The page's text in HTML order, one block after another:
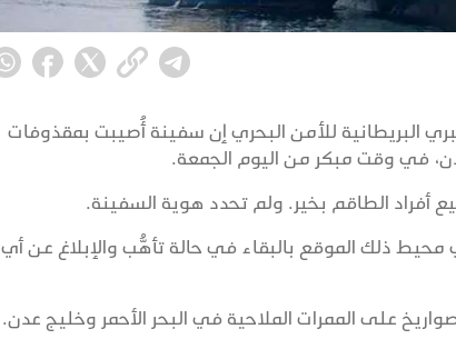
البريطانية للأمن البحري إن سفينة أُصيبت بمقذوفات
أفراد الطاقم بخير. ولم تحدد هوية السفينة.
ذلك الموقع بالبقاء في حالة تأهُّب والإبلاغ عن أي
على الممرات الملاحية في البحر الأحمر وخليج عدن.